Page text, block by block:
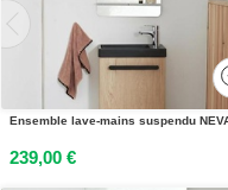
239,00 €